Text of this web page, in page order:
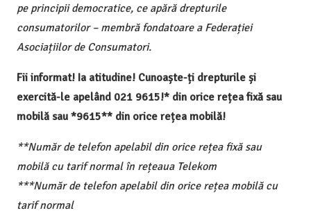
pe principii democratice, ce apără drepturile
consumatorilor – membră fondatoare a Federației
Asociațiilor de Consumatori.
Fii informat! Ia atitudine! Cunoaște-ți drepturile și
exercită-le apelând 021 9615!* din orice rețea fixă sau
mobilă sau *9615** din orice rețea mobilă!
**Număr de telefon apelabil din orice rețea fixă sau
mobilă cu tarif normal în rețeaua Telekom
***Număr de telefon apelabil din orice rețea mobilă cu
tarif normal